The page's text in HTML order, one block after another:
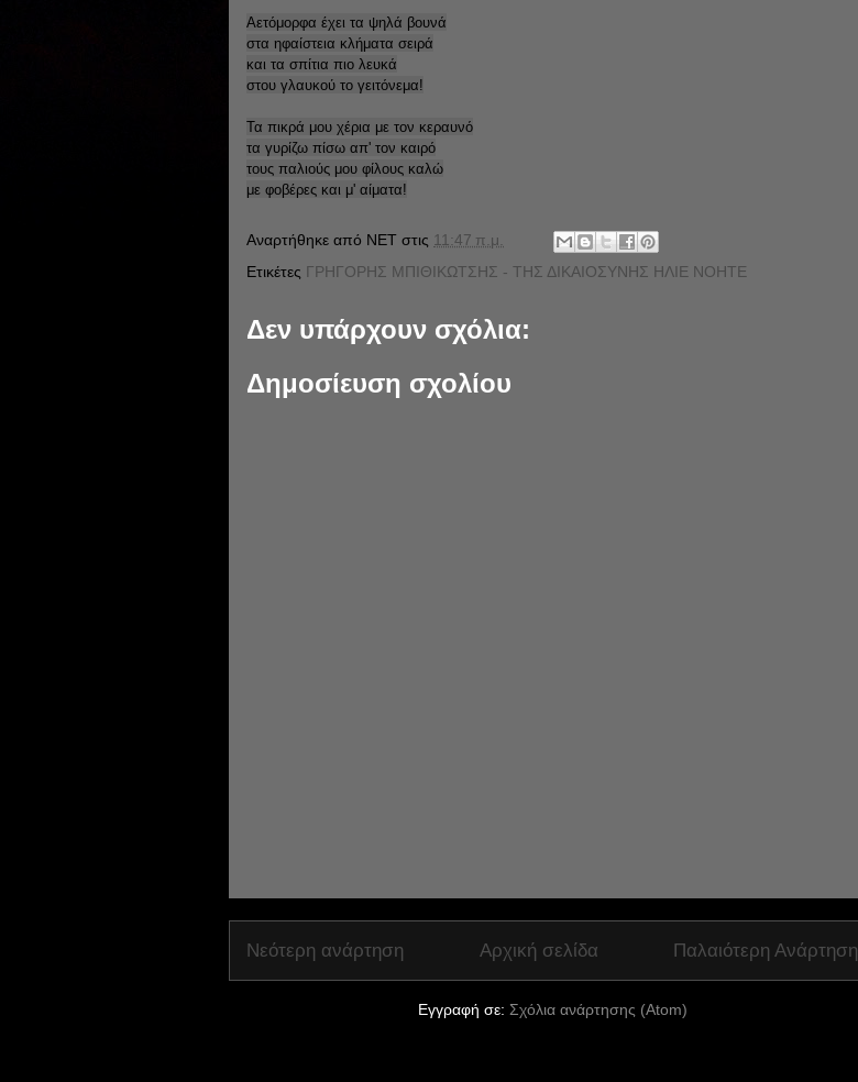
Αετόμορφα έχει τα ψηλά βουνά
στα ηφαίστεια κλήματα σειρά
και τα σπίτια πιο λευκά
στου γλαυκού το γειτόνεμα!
Τα πικρά μου χέρια με τον κεραυνό
τα γυρίζω πίσω απ' τον καιρό
τους παλιούς μου φίλους καλώ
με φοβέρες και μ' αίματα!
Αναρτήθηκε από NET στις 11:47 π.μ.
Ετικέτες ΓΡΗΓΟΡΗΣ ΜΠΙΘΙΚΩΤΣΗΣ - ΤΗΣ ΔΙΚΑΙΟΣΥΝΗΣ ΗΛΙΕ ΝΟΗΤΕ
Δεν υπάρχουν σχόλια:
Δημοσίευση σχολίου
Νεότερη ανάρτηση Παλαιότερη Ανάρτηση
Αρχική σελίδα
Εγγραφή σε: Σχόλια ανάρτησης (Atom)